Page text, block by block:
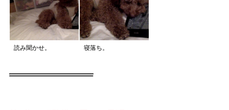
読み聞かせ。 寝落ち。